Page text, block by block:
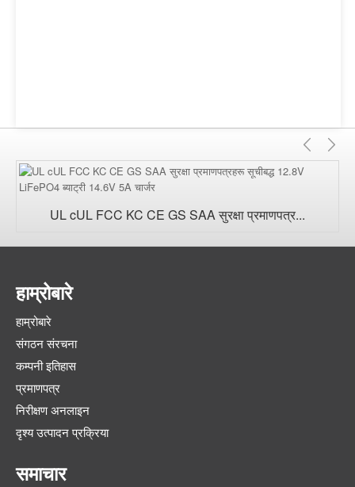
UL cUL FCC KC CE GS SAA सुरक्षा प्रमाणपत्र...
हाम्रोबारे
हाम्रोबारे
संगठन संरचना
कम्पनी इतिहास
प्रमाणपत्र
निरीक्षण अनलाइन
दृश्य उत्पादन प्रक्रिया
समाचार